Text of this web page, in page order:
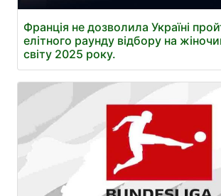
Франція не дозволила Україні
елітного раунду відбору на
світу 2025 року.